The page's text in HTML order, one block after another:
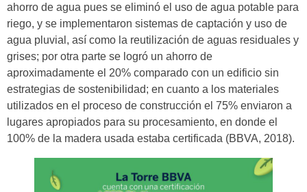
ahorro de agua pues se eliminó el uso de agua potable para
riego, y se implementaron sistemas de captación y uso de
agua pluvial, así como la reutilización de aguas residuales y
grises; por otra parte se logró un ahorro de
aproximadamente el 20% comparado con un edificio sin
estrategias de sostenibilidad; en cuanto a los materiales
utilizados en el proceso de construcción el 75% enviaron a
lugares apropiados para su procesamiento, en donde el
100% de la madera usada estaba certificada (BBVA, 2018).